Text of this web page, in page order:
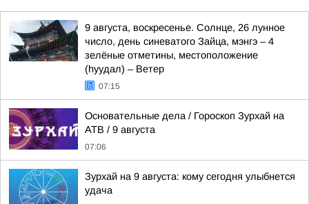
9 августа, воскресенье. Солнце, 26 лунное
число, день синеватого Зайца, мэнгэ – 4
зелёные отметины, местоположение
(hуудал) – Ветер
07:15
Основательные дела / Гороскоп Зурхай на
АТВ / 9 августа
07:06
Зурхай на 9 августа: кому сегодня улыбнется
удача